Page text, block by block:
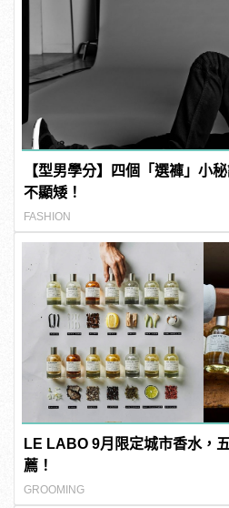
【型男學分】四個「選褲」小
不顯矮！
FASHION
LE LABO 9月限定城市香水，
薦！
GROOMING